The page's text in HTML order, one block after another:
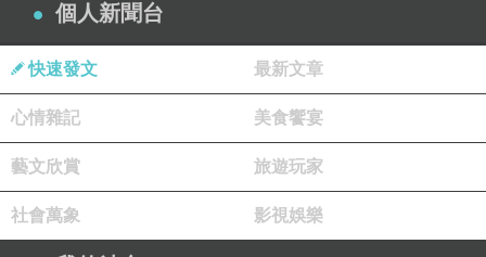
個人新聞台
快速發文 最新文章
心情雜記 美食饗宴
藝文欣賞 旅遊玩家
社會萬象 影視娛樂